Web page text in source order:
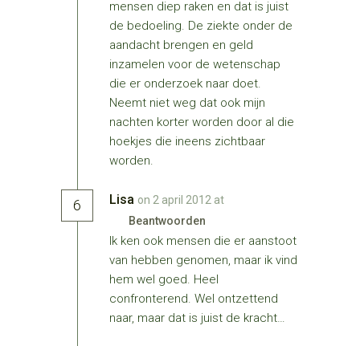
mensen diep raken en dat is juist
de bedoeling. De ziekte onder de
aandacht brengen en geld
inzamelen voor de wetenschap
die er onderzoek naar doet.
Neemt niet weg dat ook mijn
nachten korter worden door al die
hoekjes die ineens zichtbaar
worden.
6 Lisa on 2 april 2012 at
Beantwoorden
Ik ken ook mensen die er aanstoot
van hebben genomen, maar ik vind
hem wel goed. Heel
confronterend. Wel ontzettend
naar, maar dat is juist de kracht…